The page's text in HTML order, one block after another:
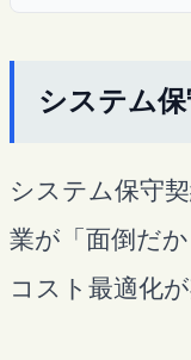
システム
システム保守
業が「面倒だ
コスト最適化